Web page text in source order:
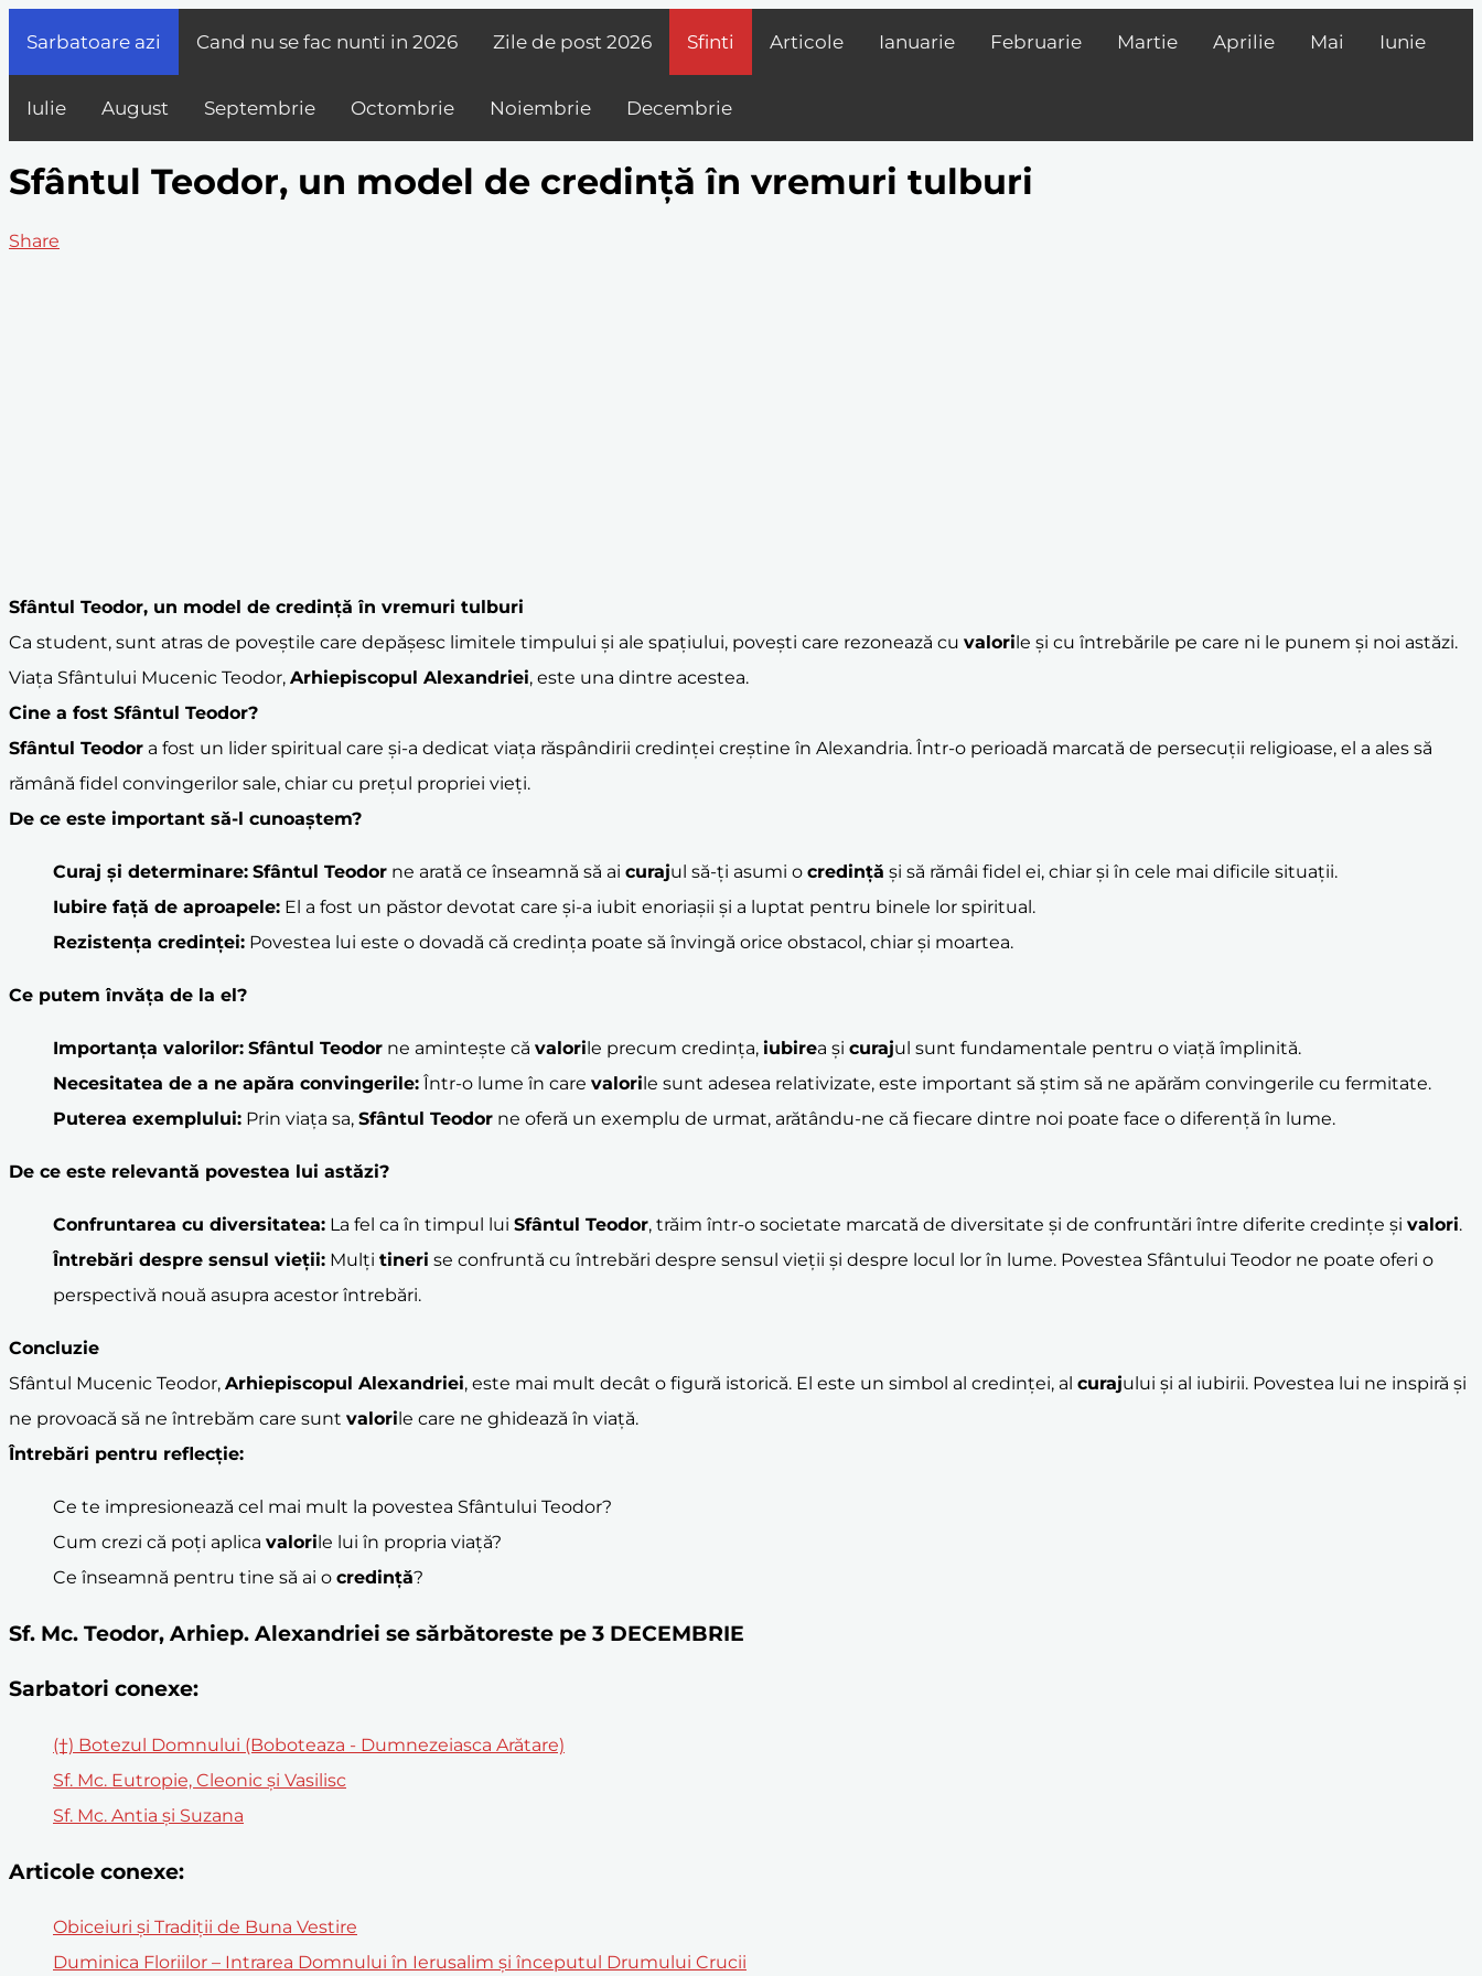
Sarbatoare azi Cand nu se fac nunti in 2026 Zile de post 2026 Sfinti Articole Ianuarie Februarie Martie Aprilie Mai Iunie
Iulie August Septembrie Octombrie Noiembrie Decembrie
Sfântul Teodor, un model de credință în vremuri tulburi
Share
Sfântul Teodor, un model de credință în vremuri tulburi
Ca student, sunt atras de poveștile care depășesc limitele timpului și ale spațiului, povești care rezonează cu valorile și cu întrebările pe care ni le punem și noi astăzi.
Viața Sfântului Mucenic Teodor, Arhiepiscopul Alexandriei, este una dintre acestea.
Cine a fost Sfântul Teodor?
Sfântul Teodor a fost un lider spiritual care și-a dedicat viața răspândirii credinței creștine în Alexandria. Într-o perioadă marcată de persecuții religioase, el a ales să
rămână fidel convingerilor sale, chiar cu prețul propriei vieți.
De ce este important să-l cunoaștem?
Curaj și determinare: Sfântul Teodor ne arată ce înseamnă să ai curajul să-ți asumi o credință și să rămâi fidel ei, chiar și în cele mai dificile situații.
Iubire față de aproapele: El a fost un păstor devotat care și-a iubit enoriașii și a luptat pentru binele lor spiritual.
Rezistența credinței: Povestea lui este o dovadă că credința poate să învingă orice obstacol, chiar și moartea.
Ce putem învăța de la el?
Importanța valorilor: Sfântul Teodor ne amintește că valorile precum credința, iubirea și curajul sunt fundamentale pentru o viață împlinită.
Necesitatea de a ne apăra convingerile: Într-o lume în care valorile sunt adesea relativizate, este important să știm să ne apărăm convingerile cu fermitate.
Puterea exemplului: Prin viața sa, Sfântul Teodor ne oferă un exemplu de urmat, arătându-ne că fiecare dintre noi poate face o diferență în lume.
De ce este relevantă povestea lui astăzi?
Confruntarea cu diversitatea: La fel ca în timpul lui Sfântul Teodor, trăim într-o societate marcată de diversitate și de confruntări între diferite credințe și valori.
Întrebări despre sensul vieții: Mulți tineri se confruntă cu întrebări despre sensul vieții și despre locul lor în lume. Povestea Sfântului Teodor ne poate oferi o
perspectivă nouă asupra acestor întrebări.
Concluzie
Sfântul Mucenic Teodor, Arhiepiscopul Alexandriei, este mai mult decât o figură istorică. El este un simbol al credinței, al curajului și al iubirii. Povestea lui ne inspiră și
ne provoacă să ne întrebăm care sunt valorile care ne ghidează în viață.
Întrebări pentru reflecție:
Ce te impresionează cel mai mult la povestea Sfântului Teodor?
Cum crezi că poți aplica valorile lui în propria viață?
Ce înseamnă pentru tine să ai o credință?
Sf. Mc. Teodor, Arhiep. Alexandriei se sărbătoreste pe 3 DECEMBRIE
Sarbatori conexe:
(†) Botezul Domnului (Boboteaza - Dumnezeiasca Arătare)
Sf. Mc. Eutropie, Cleonic şi Vasilisc
Sf. Mc. Antia și Suzana
Articole conexe:
Obiceiuri și Tradiții de Buna Vestire
Duminica Floriilor – Intrarea Domnului în Ierusalim și începutul Drumului Crucii